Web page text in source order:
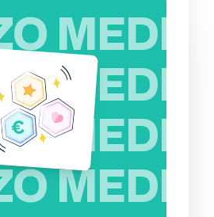
MEDIO
MEDIO
MEDIO
MEDIO